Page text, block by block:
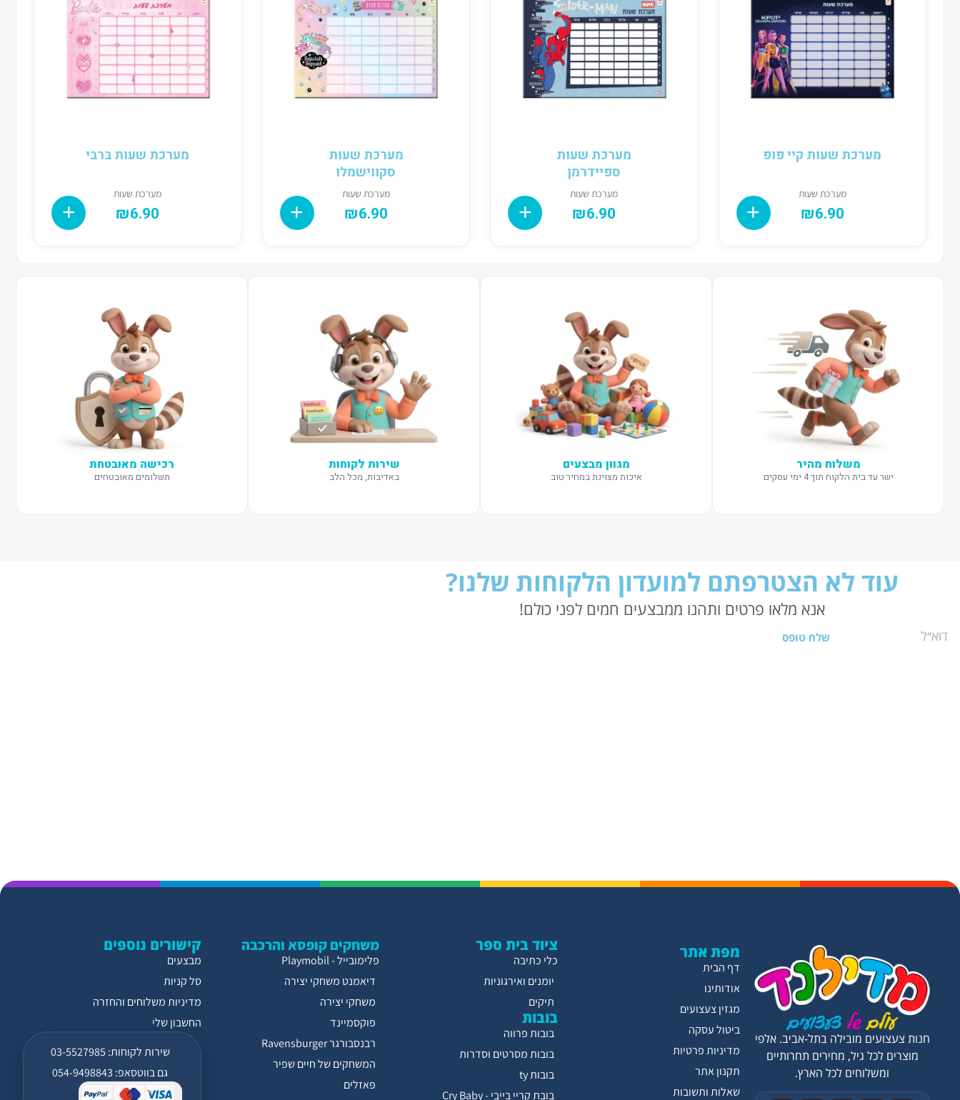
מערכת שעות קיי פופ
מערכת שעות
₪6.90
מערכת שעות
ספיידרמן
מערכת שעות
₪6.90
מערכת שעות
סקווישמלו
מערכת שעות
₪6.90
מערכת שעות ברבי
מערכת שעות
₪6.90
משלוח מהיר
ישר עד בית הלקוח תוך 4 ימי עסקים
מגוון מבצעים
איכות מצוינת במחיר טוב
שירות לקוחות
באדיבות, מכל הלב
רכישה מאובטחת
תשלומים מאובטחים
עוד לא הצטרפתם למועדון הלקוחות שלנו?
אנא מלאו פרטים ותהנו ממבצעים חמים לפני כולם!
שלח טופס
קישורים נוספים
מבצעים
סל קניות
מדיניות משלוחים והחזרה
החשבון שלי
שירות לקוחות: 03-5527985
גם בווטסאפ: 054-9498843
משחקים קופסא והרכבה
פלימובייל - Playmobil
דיאמנט משחקי יצירה
משחקי יצירה
פוקסמיינד
רבנסבורגר Ravensburger
המשחקים של חיים שפיר
פאזלים
ציוד בית ספר
כלי כתיבה
יומנים ואירגוניות
תיקים
בובות
בובות פרווה
בובות מסרטים וסדרות
בובות ty
בובת קריי בייבי - Cry Baby
מפת אתר
דף הבית
אודותינו
מגזין צעצועים
ביטול עסקה
מדיניות פרטיות
תקנון אתר
שאלות ותשובות
חנות צעצועים מובילה בתל-אביב. אלפי
מוצרים לכל גיל, מחירים תחרותיים
ומשלוחים לכל הארץ.